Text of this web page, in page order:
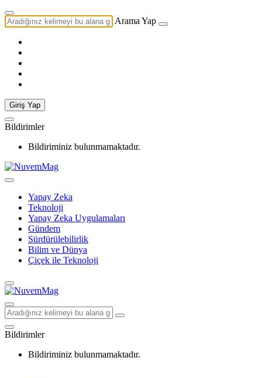
Arama Yap
Giriş Yap
Bildirimler
Bildiriminiz bulunmamaktadır.
Yapay Zeka
Teknoloji
Yapay Zeka Uygulamaları
Gündem
Sürdürülebilirlik
Bilim ve Dünya
Çiçek ile Teknoloji
Bildirimler
Bildiriminiz bulunmamaktadır.